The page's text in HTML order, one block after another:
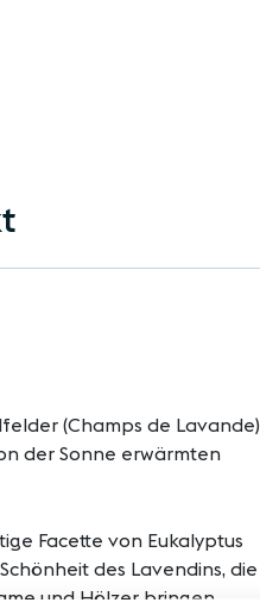
(Champs de Lavande)
der Sonne erwärmten
Facette von Eukalyptus
des Lavendins, die
und Hölzer bringen